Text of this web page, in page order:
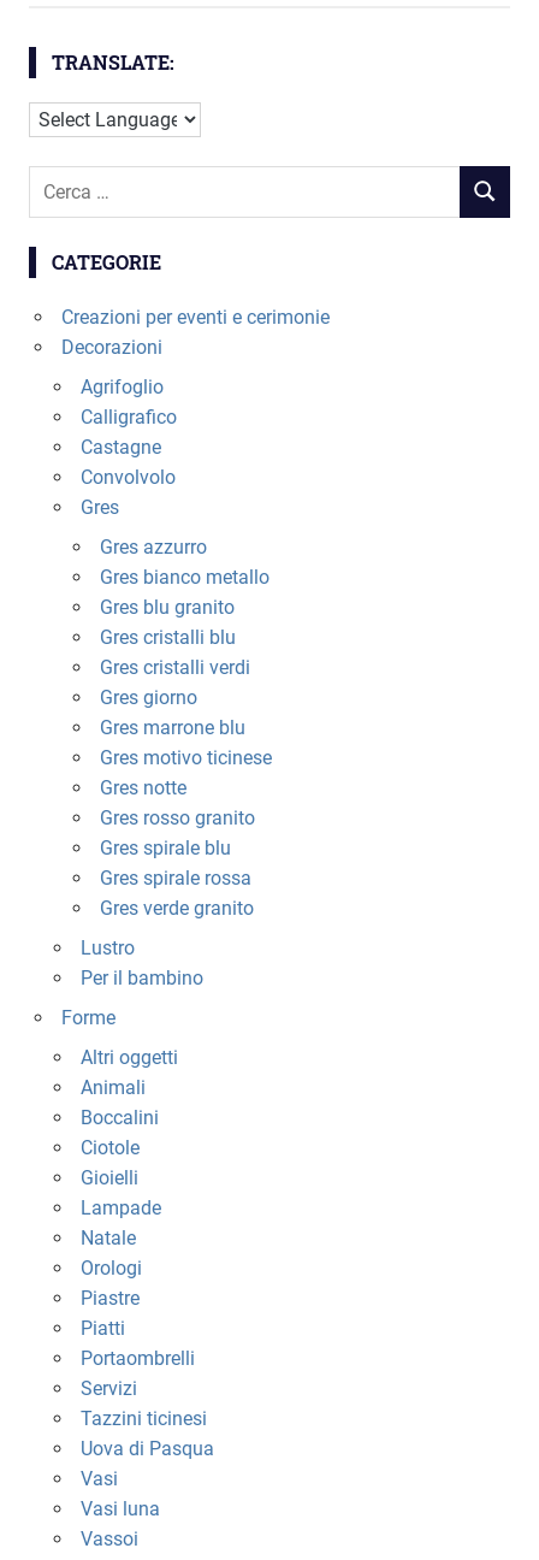
opzioni
possono
essere
scelte
nella
pagina
del
TRANSLATE:
Cerca
RICERCA
CATEGORIE
Creazioni per eventi e cerimonie
Decorazioni
Agrifoglio
Calligrafico
Castagne
Convolvolo
Gres
Gres azzurro
Gres bianco metallo
Gres blu granito
Gres cristalli blu
Gres cristalli verdi
Gres giorno
Gres marrone blu
Gres motivo ticinese
Gres notte
Gres rosso granito
Gres spirale blu
Gres spirale rossa
Gres verde granito
Lustro
Per il bambino
Forme
Altri oggetti
Animali
Boccalini
Ciotole
Gioielli
Lampade
Natale
Orologi
Piastre
Piatti
Portaombrelli
Servizi
Tazzini ticinesi
Uova di Pasqua
Vasi
Vasi luna
Vassoi